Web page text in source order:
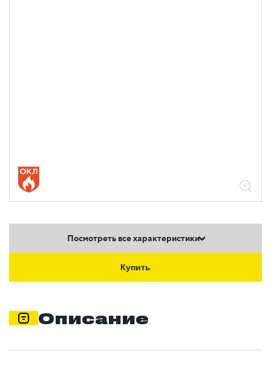
Посмотреть все характеристики
Купить
Описание